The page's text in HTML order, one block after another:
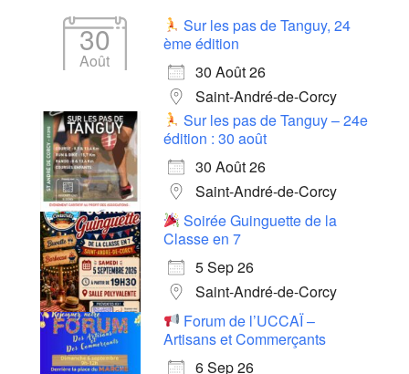
30
Août
Sur les pas de Tanguy, 24
ème édition
30 Août 26
Saint-André-de-Corcy
Sur les pas de Tanguy – 24e
édition : 30 août
30 Août 26
Saint-André-de-Corcy
Soirée Guinguette de la
Classe en 7
5 Sep 26
Saint-André-de-Corcy
Forum de l’UCCAÏ –
Artisans et Commerçants
6 Sep 26